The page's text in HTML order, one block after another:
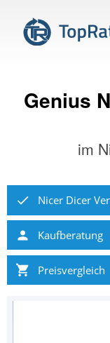
Genius
im
Nicer Dicer
Kaufberatung
Preisvergleich